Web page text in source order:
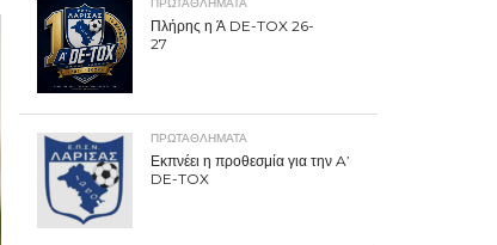
Πλήρης η Ά DE-TOX 26-
27
ΠΡΩΤΑΘΛΉΜΑΤΑ
Εκπνέει η προθεσμία για την A’
DE-TOX